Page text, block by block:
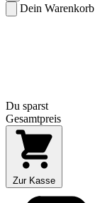
Dein Warenkorb
Du sparst
Gesamtpreis
Zur Kasse